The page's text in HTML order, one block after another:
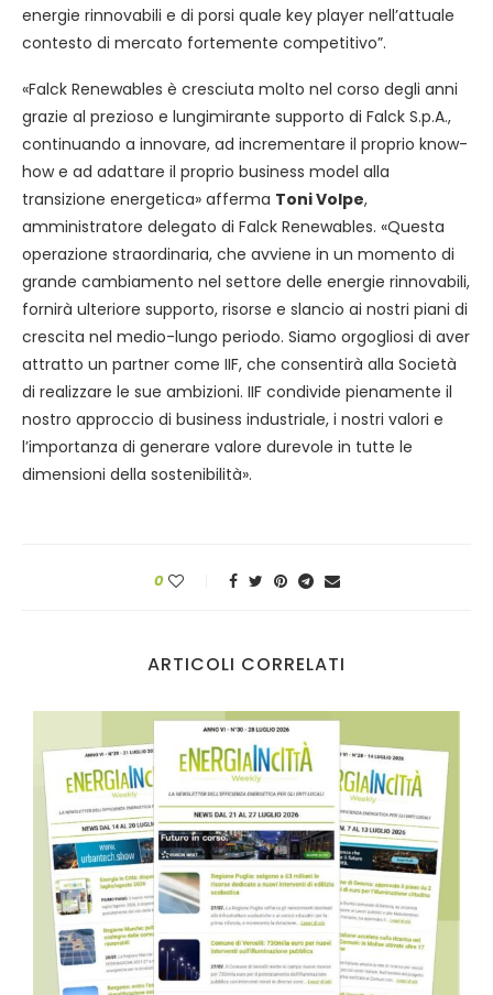
energie rinnovabili e di porsi quale key player nell’attuale
contesto di mercato fortemente competitivo”.
«Falck Renewables è cresciuta molto nel corso degli anni
grazie al prezioso e lungimirante supporto di Falck S.p.A.,
continuando a innovare, ad incrementare il proprio know-
how e ad adattare il proprio business model alla
transizione energetica» afferma Toni Volpe,
amministratore delegato di Falck Renewables. «Questa
operazione straordinaria, che avviene in un momento di
grande cambiamento nel settore delle energie rinnovabili,
fornirà ulteriore supporto, risorse e slancio ai nostri piani di
crescita nel medio-lungo periodo. Siamo orgogliosi di aver
attratto un partner come IIF, che consentirà alla Società
di realizzare le sue ambizioni. IIF condivide pienamente il
nostro approccio di business industriale, i nostri valori e
l’importanza di generare valore durevole in tutte le
dimensioni della sostenibilità».
0
ARTICOLI CORRELATI